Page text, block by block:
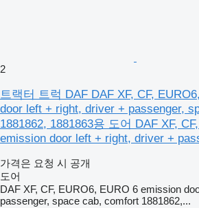
2
트랙터 트럭 DAF DAF XF, CF,
door left + right, driver + passenger,
1881862, 1881863용 도어 DAF XF,
emission door left + right, driver +
가격은 요청 시 공개
도어
DAF XF, CF, EURO6, EURO 6 emission
passenger, space cab, comfort 1881862,...